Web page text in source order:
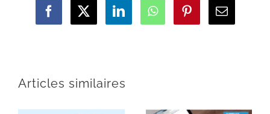
Facebook
X LinkedInWhatsAppPinterestEmail
Articles similaires